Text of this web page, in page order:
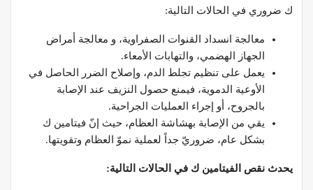
ك ضروري في الحالات التالية:
معالجة انسداد القنوات الصفراوية، و معالجة أمراض
الجهاز الهضمي، والتهابات الأمعاء.
يعمل على تنظيم تجلط الدم، وإصلاح الضرر الحاصل في
الأوعية الدموية، فيمنع حصول النزيف عند الإصابة
بالجروح، أو إجراء العمليات الجراحية.
يقي من الإصابة بهشاشة العظام، حيث إنّ فيتامين ك
بشكل عام، ضروريّ جداً لعملية نموّ العظام وتقويتها.
يحدث نقص الفيتامين ك في الحالات التالية: